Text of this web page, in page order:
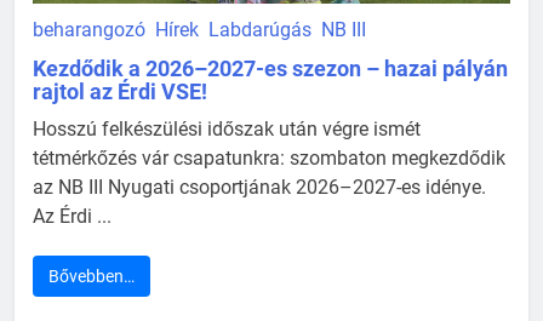
beharangozó Hírek Labdarúgás NB III
Kezdődik a 2026–2027-es szezon – hazai pályán
rajtol az Érdi VSE!
Hosszú felkészülési időszak után végre ismét
tétmérkőzés vár csapatunkra: szombaton megkezdődik
az NB III Nyugati csoportjának 2026–2027-es idénye.
Az Érdi ...
Bővebben…